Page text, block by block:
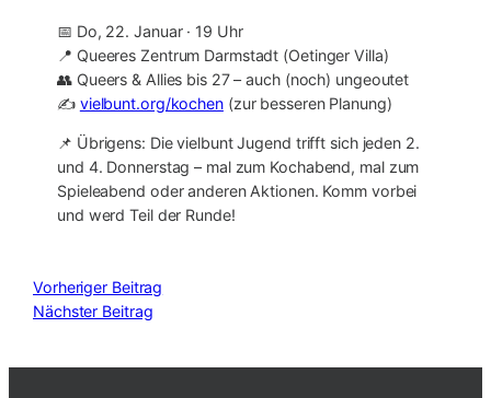
📅 Do, 22. Januar · 19 Uhr
📍 Queeres Zentrum Darmstadt (Oetinger Villa)
👥 Queers & Allies bis 27 – auch (noch) ungeoutet
✍️ vielbunt.org/kochen(zur besseren Planung)
📌 Übrigens: Die vielbunt Jugend trifft sich jeden 2.
und 4. Donnerstag – mal zum Kochabend, mal zum
Spieleabend oder anderen Aktionen. Komm vorbei
und werd Teil der Runde!
Vorheriger Beitrag
Nächster Beitrag